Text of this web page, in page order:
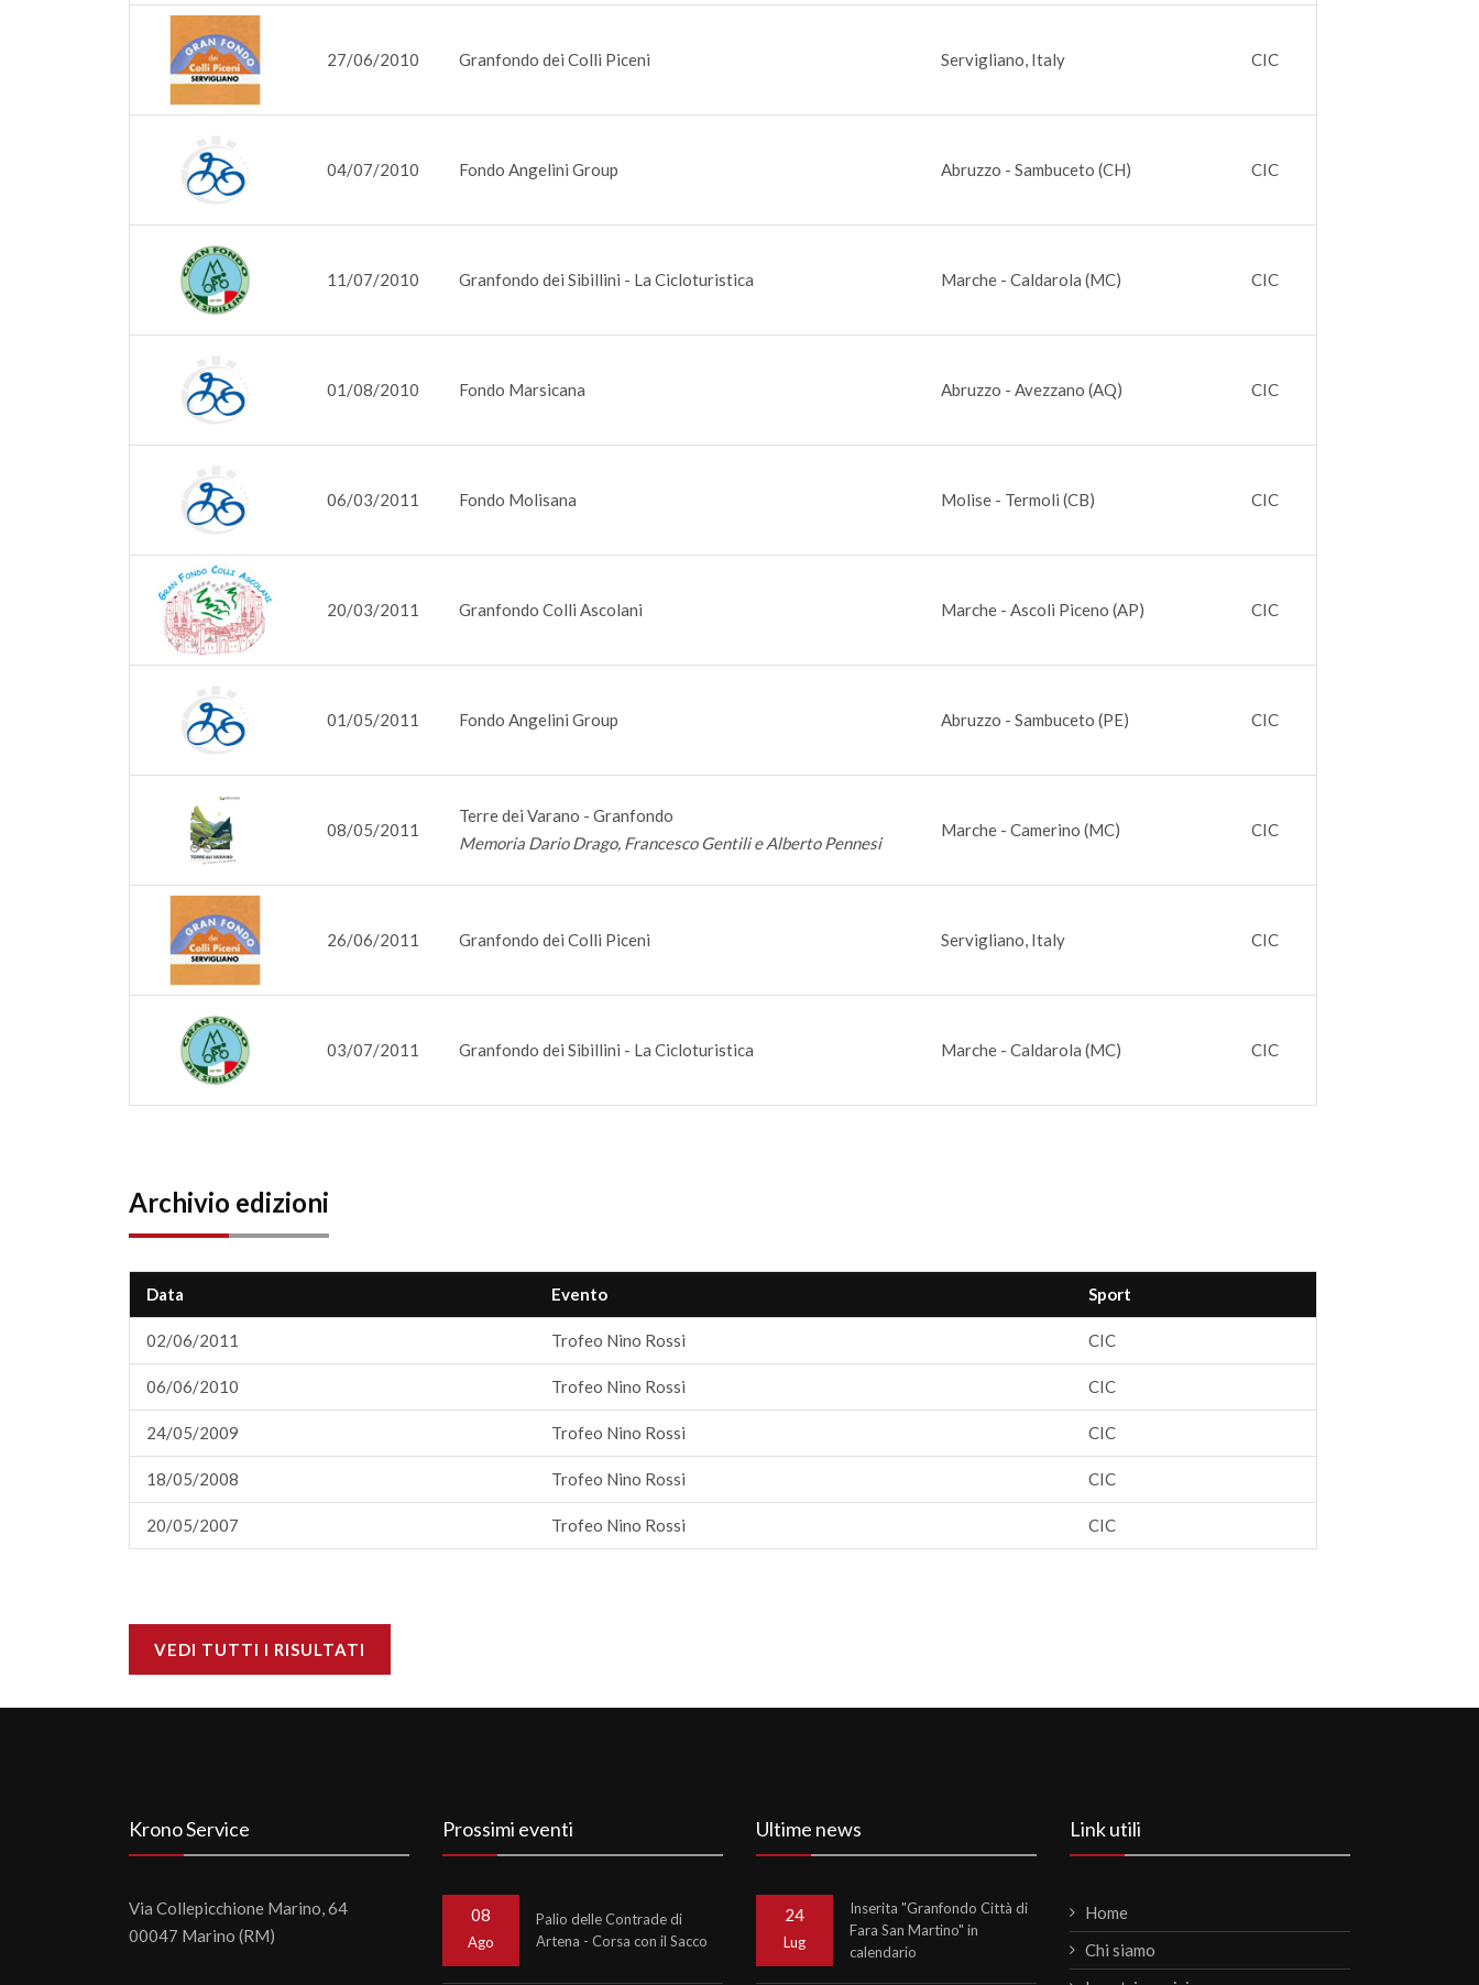
27/06/2010 Granfondo dei Colli Piceni Servigliano, Italy CIC
04/07/2010 Fondo Angelini Group Abruzzo - Sambuceto (CH) CIC
11/07/2010 Granfondo dei Sibillini - La Cicloturistica Marche - Caldarola (MC) CIC
01/08/2010 Fondo Marsicana Abruzzo - Avezzano (AQ) CIC
06/03/2011 Fondo Molisana Molise - Termoli (CB) CIC
20/03/2011 Granfondo Colli Ascolani Marche - Ascoli Piceno (AP) CIC
01/05/2011 Fondo Angelini Group Abruzzo - Sambuceto (PE) CIC
08/05/2011
Terre dei Varano - Granfondo
Memoria Dario Drago, Francesco Gentili e Alberto Pennesi
Marche - Camerino (MC) CIC
26/06/2011 Granfondo dei Colli Piceni Servigliano, Italy CIC
03/07/2011 Granfondo dei Sibillini - La Cicloturistica Marche - Caldarola (MC) CIC
Archivio edizioni
Data Evento Sport
02/06/2011 Trofeo Nino Rossi CIC
06/06/2010 Trofeo Nino Rossi CIC
24/05/2009 Trofeo Nino Rossi CIC
18/05/2008 Trofeo Nino Rossi CIC
20/05/2007 Trofeo Nino Rossi CIC
VEDI TUTTI I RISULTATI
Krono Service
Via Collepicchione Marino, 64
00047 Marino (RM)
Prossimi eventi
08
Ago
Palio delle Contrade di
Artena - Corsa con il Sacco
Ultime news
24
Lug
Inserita "Granfondo Città di
Fara San Martino" in
calendario
Link utili
Home
Chi siamo